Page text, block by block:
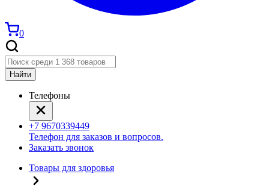
0
Найти
Телефоны
+7 9670339449
Телефон для заказов и вопросов.
Заказать звонок
Товары для здоровья